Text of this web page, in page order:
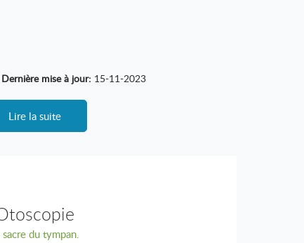
Dernière mise à jour: 15-11-2023
Lire la suite
sacre du tympan.